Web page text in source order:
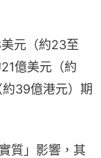
元（約23至
億美元（約
39億港元）期
質」影響，其